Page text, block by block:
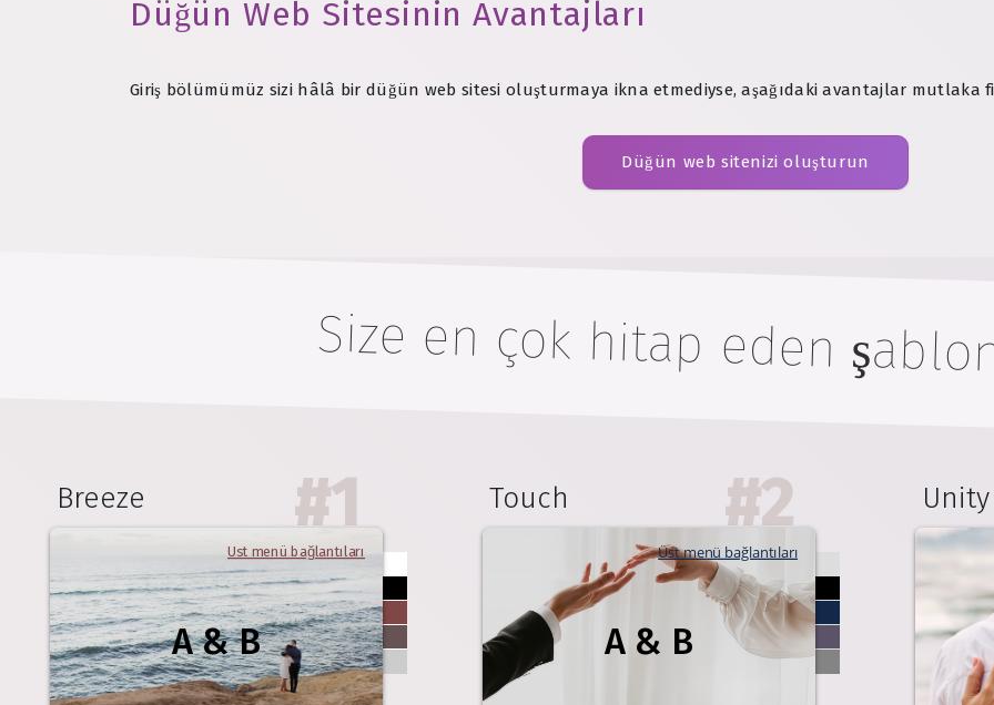
Düğün Web Sitesinin Avantajları
Giriş bölümümüz sizi hâlâ bir düğün web sitesi oluşturmaya ikna etmediyse, aşağıdaki avantajlar mutlaka
Düğün web sitenizi oluşturun
Size en çok hitap eden
Breeze #1
Üst menü bağlantıları
A & B
Touch #2
Üst menü bağlantıları
A & B
Unity